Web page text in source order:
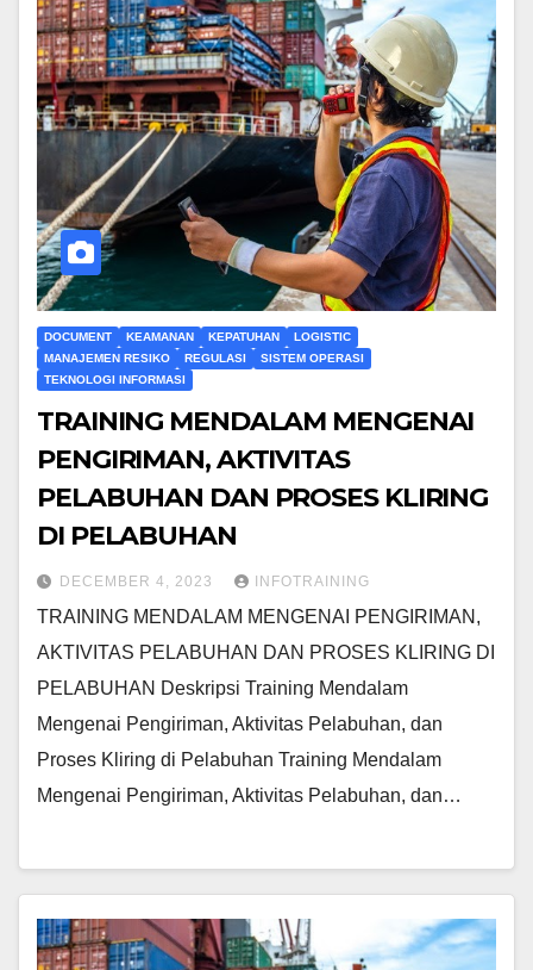
DOCUMENT KEAMANAN KEPATUHAN
LOGISTIC
MANAJEMEN RESIKO
REGULASI
SISTEM OPERASI
TEKNOLOGI INFORMASI
TRAINING MENDALAM MENGENAI
PENGIRIMAN, AKTIVITAS
PELABUHAN DAN PROSES KLIRING
DI PELABUHAN
DECEMBER 4, 2023 INFOTRAINING
TRAINING MENDALAM MENGENAI PENGIRIMAN,
AKTIVITAS PELABUHAN DAN PROSES KLIRING DI
PELABUHAN Deskripsi Training Mendalam
Mengenai Pengiriman, Aktivitas Pelabuhan, dan
Proses Kliring di Pelabuhan Training Mendalam
Mengenai Pengiriman, Aktivitas Pelabuhan, dan…